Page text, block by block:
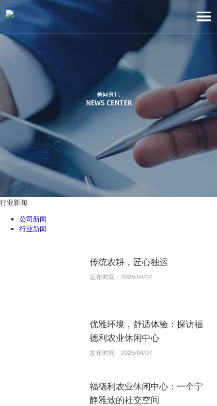
新闻资讯
NEWS CENTER
行业新闻
公司新闻
行业新闻
传统农耕，匠心独运
发布时间：2025/04/07
优雅环境，舒适体验：探访福
德利农业休闲中心
发布时间：2025/04/07
福德利农业休闲中心：一个宁
静雅致的社交空间